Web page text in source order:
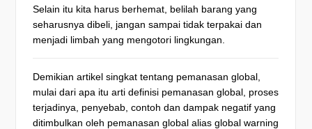
Selain itu kita harus berhemat, belilah barang yang
seharusnya dibeli, jangan sampai tidak terpakai dan
menjadi limbah yang mengotori lingkungan.
Demikian artikel singkat tentang pemanasan global,
mulai dari apa itu arti definisi pemanasan global, proses
terjadinya, penyebab, contoh dan dampak negatif yang
ditimbulkan oleh pemanasan global alias global warning